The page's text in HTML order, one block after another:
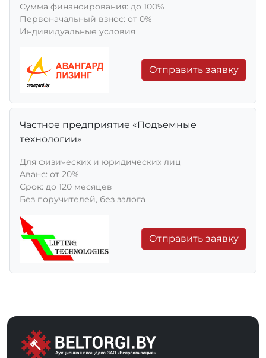
Сумма финансирования: до 100%
Первоначальный взнос: от 0%
Индивидуальные условия
Отправить заявку
Частное предприятие «Подъемные
технологии»
Для физических и юридических лиц
Aванс: от 20%
Срок: до 120 месяцев
Без поручителей, без залога
Отправить заявку